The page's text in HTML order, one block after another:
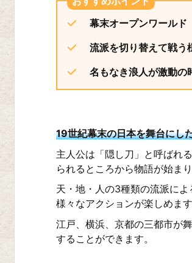
バ
ー
ロ
す
め
ソ
フ
ト
ラ
幕末オープンワールド
流派を切り替えて戦う
名もなき浪人が激動の
19世紀幕末の日本を舞台にし
主人公は「隠し刀」と呼ばれ
られるところから物語が始まり
天・地・人の3種類の流派に
様々なアクションが楽しめます
江戸、横浜、京都の三都市が
することができます。